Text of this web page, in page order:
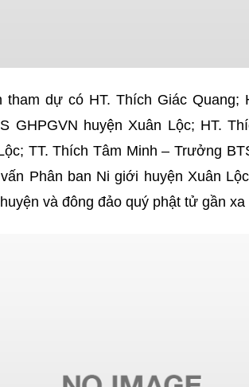
tham dự có HT. Thích Giác Quang;
GHPGVN huyện Xuân Lộc; HT.
TT. Thích Tâm Minh – Trưởng
Phân ban Ni giới huyện Xuân
và đông đảo quý phật tử gần